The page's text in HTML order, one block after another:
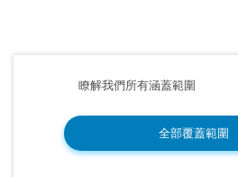
瞭解我們所有涵蓋範圍
全部覆蓋範圍